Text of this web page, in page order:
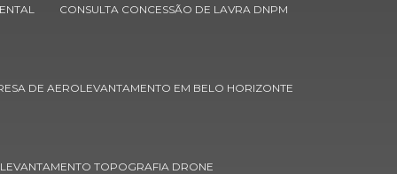
CONSULTA CONCESSÃO DE LAVRA DNPM
DE AEROLEVANTAMENTO EM BELO HORIZONTE
TOPOGRAFIA DRONE
remoto